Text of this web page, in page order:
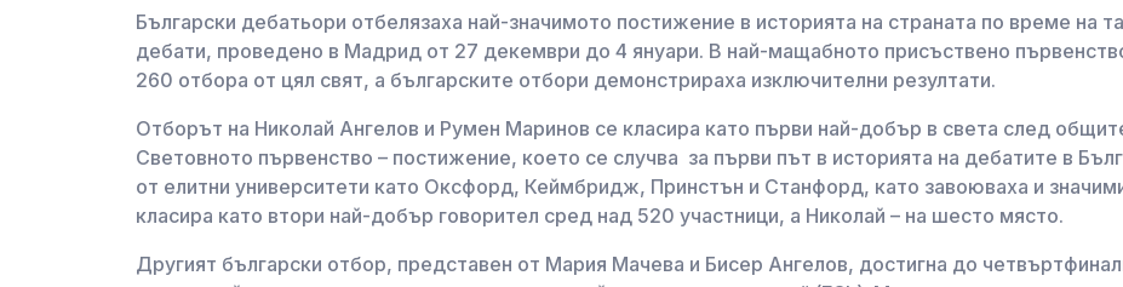
Български дебатьори отбелязаха най-значимото постижение в историята на страната по време на
дебати, проведено в Мадрид от 27 декември до 4 януари. В най-мащабното присъствено
260 отбора от цял свят, а българските отбори демонстрираха изключителни резултати.
Отборът на Николай Ангелов и Румен Маринов се класира като първи най-добър в света след
Световното първенство – постижение, което се случва за първи път в историята на дебатите в
от елитни университети като Оксфорд, Кеймбридж, Принстън и Станфорд, като завоюваха и
класира като втори най-добър говорител сред над 520 участници, а Николай – на шесто място.
Другият български отбор, представен от Мария Мачева и Бисер Ангелов, достигна до